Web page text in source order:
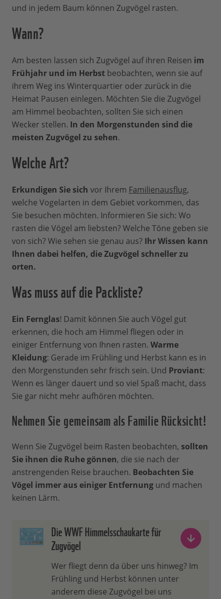
und in jedem Baum können Zugvögel rasten.
Wann?
Am besten lassen sich Zugvögel auf ihren Reisen im
Frühjahr und im Herbst beobachten, wenn sie auf
ihrem Weg ins Winterquartier oder zurück in die
Heimat Pausen einlegen. Möchten Sie die Zugvögel
am Himmel beobachten, sollten Sie sich einen
Wecker stellen. In den Morgenstunden sind die
meisten Zugvögel zu sehen.
Welche Art?
Erkundigen Sie sich vor Ihrem Familienausflug,
welche Vogelarten in dem Gebiet vorkommen, das
Sie besuchen möchten. Informieren Sie sich: Wo
rasten die Vögel am liebsten? Welche Töne geben sie
von sich? Wie sehen sie genau aus? Ihr Wissen kann
Ihnen dabei helfen, die Zugvögel schneller zu
orten.
Was muss auf die Packliste?
Ein Fernglas! Damit können Sie auch Vögel gut
erkennen, die hoch am Himmel fliegen oder in
einiger Entfernung von Ihnen rasten. Warme
Kleidung: Gerade im Frühling und Herbst kann es in
den Morgenstunden sehr frisch sein. Und Proviant:
Wenn es länger dauert und so viel Spaß macht, dass
Sie gar nicht mehr aufhören möchten.
Nehmen Sie gemeinsam als Familie Rücksicht!
Wenn Sie Zugvögel beim Rasten beobachten, sollten
Sie ihnen die Ruhe gönnen, die sie nach der
anstrengenden Reise brauchen. Beobachten Sie
Vögel immer aus einiger Entfernung und machen
keinen Lärm.
Die WWF Himmelsschaukarte für
Zugvögel
Wer fliegt denn da über uns hinweg? Im
Frühling und Herbst können unter
anderem diese Zugvögel bei uns